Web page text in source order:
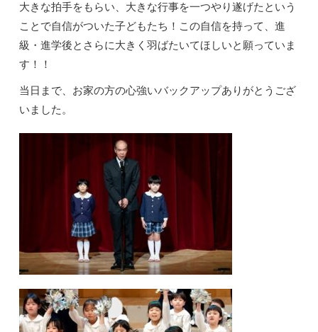
大きな拍手をもらい、大きな行事を一つやり遂げたという
ことで自信がついた子どもたち！この自信を持って、進
級・進学後とさらに大きく羽ばたいてほしいと願っていま
す！！
当日まで、お家の方の心強いバックアップありがとうござ
いました。